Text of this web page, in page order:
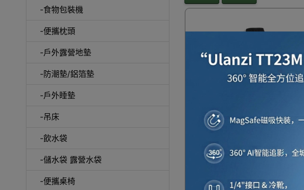
-食物包裝機
-便攜枕頭
-戶外露營地墊
-防潮墊/鋁箔墊
-戶外睡墊
-吊床
-飲水袋
-儲水袋 露營水袋
-便攜桌椅
食品收納保存飯盒
戶外燒烤爐 燒烤工具及配
Naturehike 輕量化收納防風雨
(NH21YJ003) - 黑色-M碼 | 荷
拒水 | 無縫壓膠 | 呼吸式複合面料